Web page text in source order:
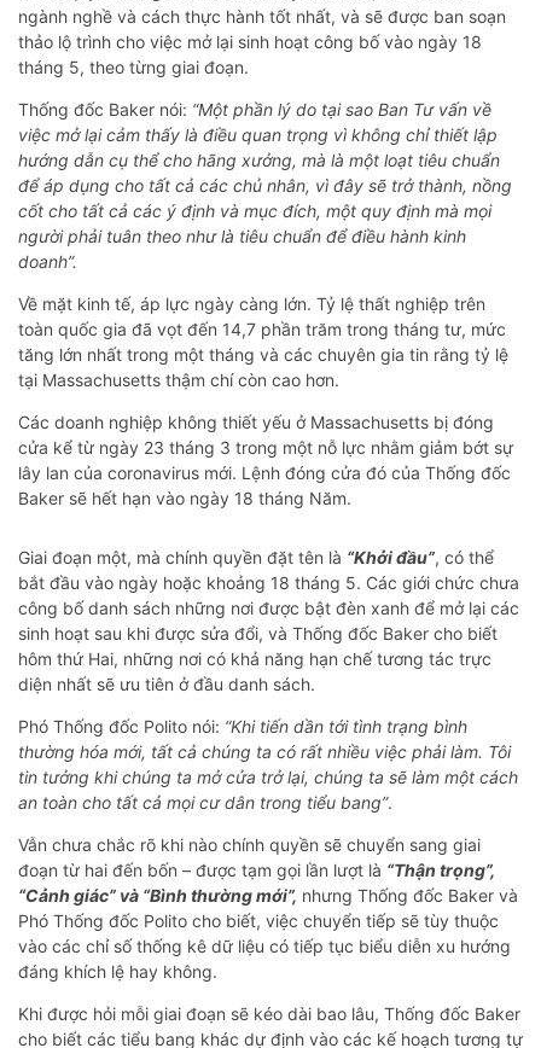
ngành nghề và cách thực hành tốt nhất, và sẽ được ban soạn
thảo lộ trình cho việc mở lại sinh hoạt công bố vào ngày 18
tháng 5, theo từng giai đoạn.
Thống đốc Baker nói: “Một phần lý do tại sao Ban Tư vấn về
việc mở lại cảm thấy là điều quan trọng vì không chỉ thiết lập
hướng dẫn cụ thể cho hãng xưởng, mà là một loạt tiêu chuẩn
để áp dụng cho tất cả các chủ nhân, vì đây sẽ trở thành, nồng
cốt cho tất cả các ý định và mục đích, một quy định mà mọi
người phải tuân theo như là tiêu chuẩn để điều hành kinh
doanh”.
Về mặt kinh tế, áp lực ngày càng lớn. Tỷ lệ thất nghiệp trên
toàn quốc gia đã vọt đến 14,7 phần trăm trong tháng tư, mức
tăng lớn nhất trong một tháng và các chuyên gia tin rằng tỷ lệ
tại Massachusetts thậm chí còn cao hơn.
Các doanh nghiệp không thiết yếu ở Massachusetts bị đóng
cửa kể từ ngày 23 tháng 3 trong một nỗ lực nhằm giảm bớt sự
lây lan của coronavirus mới. Lệnh đóng cửa đó của Thống đốc
Baker sẽ hết hạn vào ngày 18 tháng Năm.
Giai đoạn một, mà chính quyền đặt tên là “Khởi đầu”, có thể
bắt đầu vào ngày hoặc khoảng 18 tháng 5. Các giới chức chưa
công bố danh sách những nơi được bật đèn xanh để mở lại các
sinh hoạt sau khi được sửa đổi, và Thống đốc Baker cho biết
hôm thứ Hai, những nơi có khả năng hạn chế tương tác trực
diện nhất sẽ ưu tiên ở đầu danh sách.
Phó Thống đốc Polito nói: “Khi tiến dần tới tình trạng bình
thường hóa mới, tất cả chúng ta có rất nhiều việc phải làm. Tôi
tin tưởng khi chúng ta mở cửa trở lại, chúng ta sẽ làm một cách
an toàn cho tất cả mọi cư dân trong tiểu bang”.
Vẫn chưa chắc rõ khi nào chính quyền sẽ chuyển sang giai
đoạn từ hai đến bốn – được tạm gọi lần lượt là “Thận trọng”,
“Cảnh giác” và “Bình thường mới”, nhưng Thống đốc Baker và
Phó Thống đốc Polito cho biết, việc chuyển tiếp sẽ tùy thuộc
vào các chỉ số thống kê dữ liệu có tiếp tục biểu diễn xu hướng
đáng khích lệ hay không.
Khi được hỏi mỗi giai đoạn sẽ kéo dài bao lâu, Thống đốc Baker
cho biết các tiểu bang khác dự định vào các kế hoạch tương tự